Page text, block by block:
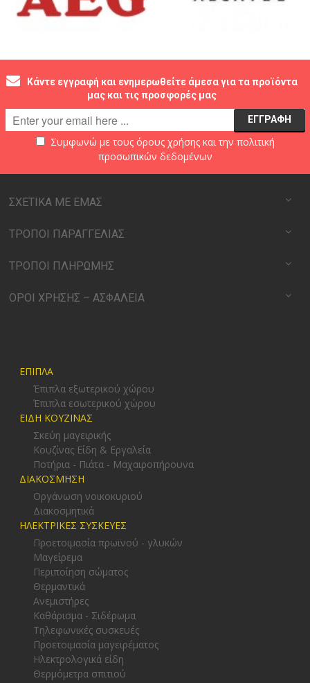
Κάντε εγγραφή και ενημερωθείτε άμεσα για τα προϊόντα
μας και τις προσφορές μας
Συμφωνώ με τους όρους χρήσηςκαι την πολιτική
προσωπικών δεδομένων
ΣΧΕΤΙΚΑ ΜΕ ΕΜΑΣ
ΤΡΟΠΟΙ ΠΑΡΑΓΓΕΛΙΑΣ
ΤΡΟΠΟΙ ΠΛΗΡΩΜΗΣ
ΟΡΟΙ ΧΡΗΣΗΣ – ΑΣΦΑΛΕΙΑ
ΕΠΙΠΛΑ
Έπιπλα εξωτερικού χώρου
Έπιπλα εσωτερικού χώρου
ΕΙΔΗ ΚΟΥΖΙΝΑΣ
Σκεύη μαγειρικής
Κουζίνας Είδη & Εργαλεία
Ποτήρια - Πιάτα - Μαχαιροπήρουνα
ΔΙΑΚΟΣΜΗΣΗ
Οργάνωση νοικοκυριού
Διακοσμητικά
ΗΛΕΚΤΡΙΚΕΣ ΣΥΣΚΕΥΕΣ
Προετοιμασία πρωϊνού - γλυκών
Μαγείρεμα
Περιποίηση σώματος
Θερμαντικά
Ανεμιστήρες
Καθάρισμα - Σιδέρωμα
Τηλεφωνικές συσκευές
Προετοιμασία μαγειρέματος
Ηλεκτρολογικά είδη
Θερμόμετρα σπιτιού